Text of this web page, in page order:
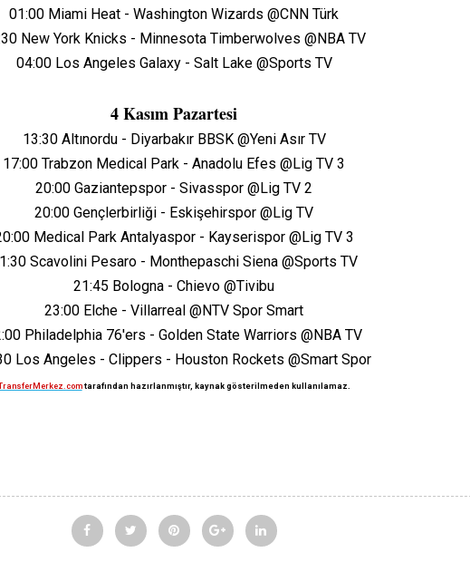
01:00 Miami Heat - Washington Wizards @CNN Türk
New York Knicks - Minnesota Timberwolves @NBA TV
04:00 Los Angeles Galaxy - Salt Lake @Sports TV
4 Kasım Pazartesi
13:30 Altınordu - Diyarbakır BBSK @Yeni Asır TV
17:00 Trabzon Medical Park - Anadolu Efes @Lig TV 3
20:00 Gaziantepspor - Sivasspor @Lig TV 2
20:00 Gençlerbirliği - Eskişehirspor @Lig TV
Medical Park Antalyaspor - Kayserispor @Lig TV 3
Scavolini Pesaro - Monthepaschi Siena @Sports TV
21:45 Bologna - Chievo @Tivibu
23:00 Elche - Villarreal @NTV Spor Smart
Philadelphia 76'ers - Golden State Warriors @NBA TV
Los Angeles - Clippers - Houston Rockets @Smart Spor
tarafından hazırlanmıştır, kaynak gösterilmeden kullanılamaz.